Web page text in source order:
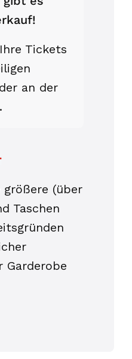
Tickets
an der
(über
Taschen
Garderobe